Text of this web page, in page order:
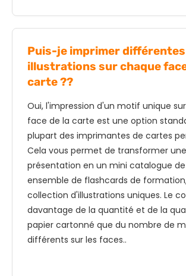
Puis-je imprimer différentes
illustrations sur chaque
carte ??
Oui, l'impression d'un motif unique
face de la carte est une option
plupart des imprimantes de cartes
Cela vous permet de transformer une
présentation en un mini catalogue
ensemble de flashcards de
collection d'illustrations uniques. Le
davantage de la quantité et de la
papier cartonné que du nombre de
différents sur les faces..